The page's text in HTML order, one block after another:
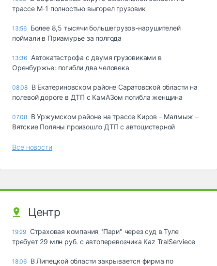
трассе М-1 полностью выгорел грузовик
13:56 Более 8,5 тысячи большегрузов-нарушителей
поймали в Приамурье за полгода
13:36 Автокатастрофа с двумя грузовиками в
Оренбуржье: погибли два человека
08:08 В Екатериновском районе Саратовской области на
полевой дороге в ДТП с КамАЗом погибла женщина
07.08 В Уржумском районе на трассе Киров – Малмыж –
Вятские Поляны произошло ДТП с автоцистерной
Все новости
Центр
19:29 Страховая компания "Пари" через суд в Туле
требует 29 млн руб. с автоперевозчика Kaz TralServiece
18:06 В Липецкой области закрывается фирма по